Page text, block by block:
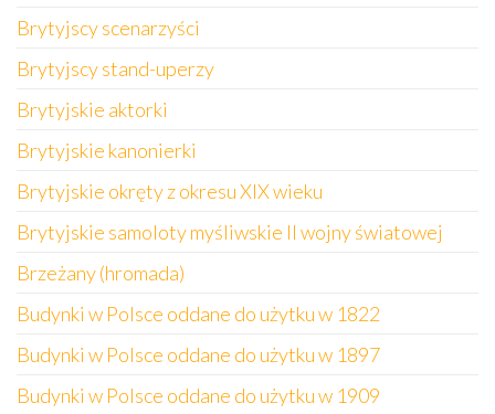
Brytyjscy scenarzyści
Brytyjscy stand-uperzy
Brytyjskie aktorki
Brytyjskie kanonierki
Brytyjskie okręty z okresu XIX wieku
Brytyjskie samoloty myśliwskie II wojny światowej
Brzeżany (hromada)
Budynki w Polsce oddane do użytku w 1822
Budynki w Polsce oddane do użytku w 1897
Budynki w Polsce oddane do użytku w 1909